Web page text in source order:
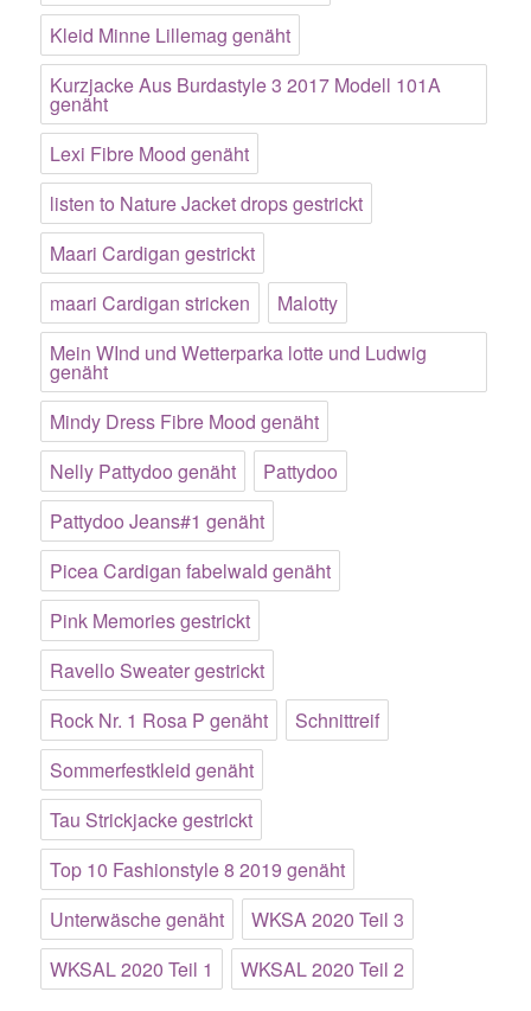
Kleid Minne Lillemag genäht
Kurzjacke Aus Burdastyle 3 2017 Modell 101A
genäht
Lexi Fibre Mood genäht
listen to Nature Jacket drops gestrickt
Maari Cardigan gestrickt
maari Cardigan stricken
Malotty
Mein WInd und Wetterparka lotte und Ludwig
genäht
Mindy Dress Fibre Mood genäht
Nelly Pattydoo genäht
Pattydoo
Pattydoo Jeans#1 genäht
Picea Cardigan fabelwald genäht
Pink Memories gestrickt
Ravello Sweater gestrickt
Rock Nr. 1 Rosa P genäht
Schnittreif
Sommerfestkleid genäht
Tau Strickjacke gestrickt
Top 10 Fashionstyle 8 2019 genäht
Unterwäsche genäht
WKSA 2020 Teil 3
WKSAL 2020 Teil 1
WKSAL 2020 Teil 2